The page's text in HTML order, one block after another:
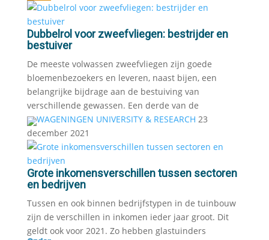
Dubbelrol voor zweefvliegen: bestrijder en
bestuiver
De meeste volwassen zweefvliegen zijn goede
bloemenbezoekers en leveren, naast bijen, een
belangrijke bijdrage aan de bestuiving van
verschillende gewassen. Een derde van de
WAGENINGEN UNIVERSITY & RESEARCH 23
december 2021
Grote inkomensverschillen tussen sectoren
en bedrijven
Tussen en ook binnen bedrijfstypen in de tuinbouw
zijn de verschillen in inkomen ieder jaar groot. Dit
geldt ook voor 2021. Zo hebben glastuinders